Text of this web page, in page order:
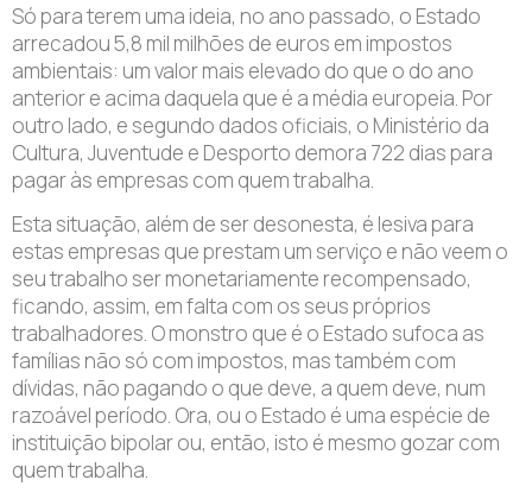
Só para terem uma ideia, no ano passado, o Estado
arrecadou 5,8 mil milhões de euros em impostos
ambientais: um valor mais elevado do que o do ano
anterior e acima daquela que é a média europeia. Por
outro lado, e segundo dados oficiais, o Ministério da
Cultura, Juventude e Desporto demora 722 dias para
pagar às empresas com quem trabalha.
Esta situação, além de ser desonesta, é lesiva para
estas empresas que prestam um serviço e não veem o
seu trabalho ser monetariamente recompensado,
ficando, assim, em falta com os seus próprios
trabalhadores. O monstro que é o Estado sufoca as
famílias não só com impostos, mas também com
dívidas, não pagando o que deve, a quem deve, num
razoável período. Ora, ou o Estado é uma espécie de
instituição bipolar ou, então, isto é mesmo gozar com
quem trabalha.